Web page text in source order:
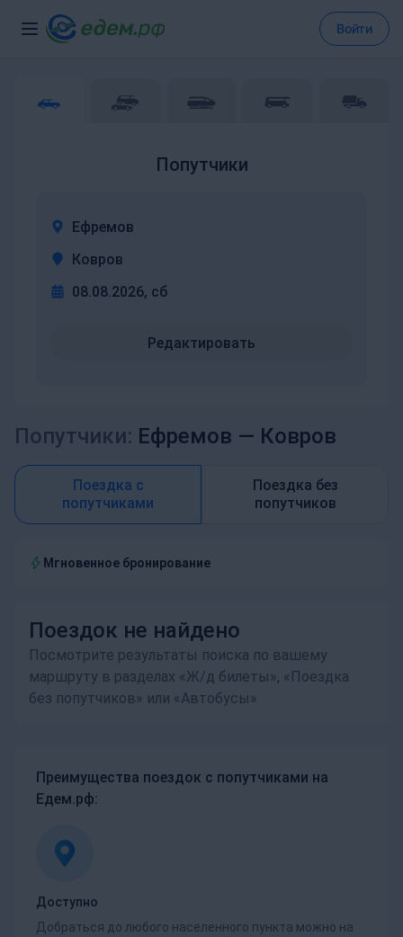
Войти
Попутчики
Ефремов
Ковров
08.08.2026, сб
Редактировать
Попутчики: Ефремов — Ковров
Поездка с
попутчиками
Поездка без
попутчиков
Мгновенное бронирование
Поездок не найдено
Посмотрите результаты поиска по вашему
маршруту в разделах «Ж/д билеты», «Поездка
без попутчиков» или «Автобусы»
Преимущества поездок с попутчиками на
Едем.рф:
Доступно
Добраться до любого населенного пункта можно на